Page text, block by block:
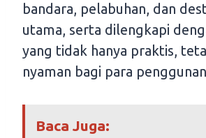
bandara, pelabuhan, dan
utama, serta dilengkapi
yang tidak hanya praktis,
nyaman bagi para
Baca Juga: